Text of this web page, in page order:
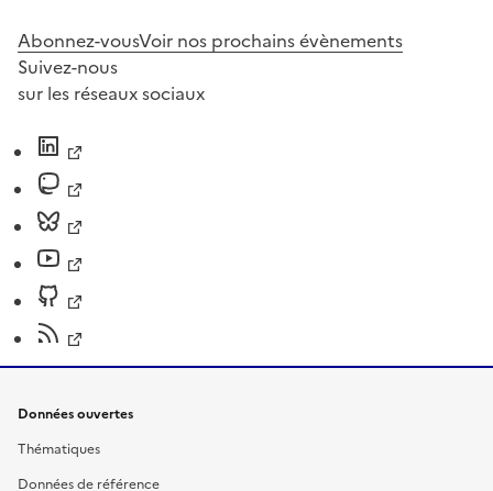
Abonnez-vousVoir nos prochains évènements
Suivez-nous
sur les réseaux sociaux
Données ouvertes
Thématiques
Données de référence